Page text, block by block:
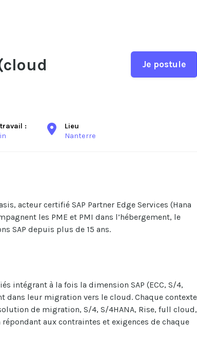
Je postule
:
Lieu
Nanterre
acteur certifié SAP Partner Edge Services (Hana
les PME et PMI dans l’hébergement, le
SAP depuis plus de 15 ans.
intégrant à la fois la dimension SAP (ECC, S/4,
dans leur migration vers le cloud. Chaque contexte
de migration, S/4, S/4HANA, Rise, full cloud,
répondant aux contraintes et exigences de chaque